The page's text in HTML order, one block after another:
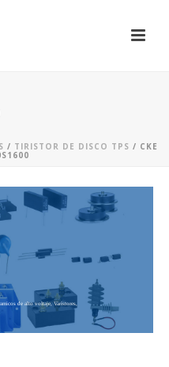
/ TIRISTOR DE DISCO TPS / CKE
de alto voltaje, Varistores,